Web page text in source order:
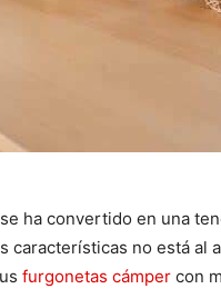
ha convertido en una
características no está al
furgonetas cámper con